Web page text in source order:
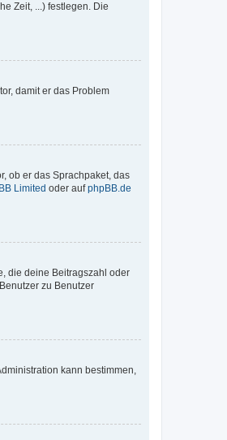
Zeit, ...) festlegen. Die
damit er das Problem
ob er das Sprachpaket, das
Limited oder aufphpBB.de
die deine Beitragszahl oder
zu Benutzer
kann bestimmen,